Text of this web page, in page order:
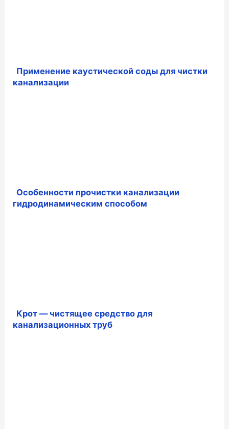
Применение каустической соды для чистки
канализации
Особенности прочистки канализации
гидродинамическим способом
Крот — чистящее средство для
канализационных труб